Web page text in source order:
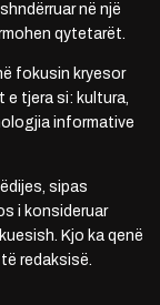
në një
qytetarët.
fokusin kryesor
e tjera si: kultura,
informative
sipas
i konsideruar
Kjo ka qenë
redaksisë.